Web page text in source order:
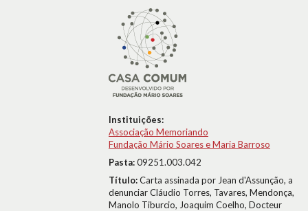
Instituições:
Associação Memoriando
Fundação Mário Soares e Maria Barroso
Pasta:09251.003.042
Título:Carta assinada por Jean d'Assunção, a
denunciar Cláudio Torres, Tavares, Mendonça,
Manolo Tiburcio, Joaquim Coelho, Docteur